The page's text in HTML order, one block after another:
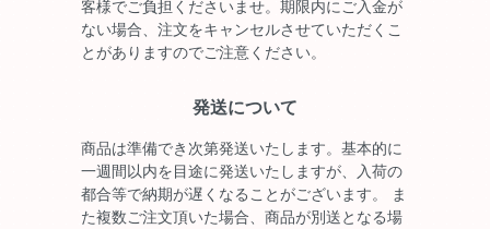
客様でご負担くださいませ。期限内にご入金が
ない場合、注文をキャンセルさせていただくこ
とがありますのでご注意ください。
発送について
商品は準備でき次第発送いたします。基本的に
一週間以内を目途に発送いたしますが、入荷の
都合等で納期が遅くなることがございます。 ま
た複数ご注文頂いた場合、商品が別送となる場